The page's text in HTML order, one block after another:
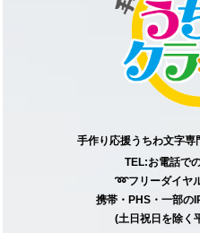
手作り応援うちわ文字
TEL:お電話で
➿フリーダイヤ
携帯・PHS・一部の
(土日祝日を除く